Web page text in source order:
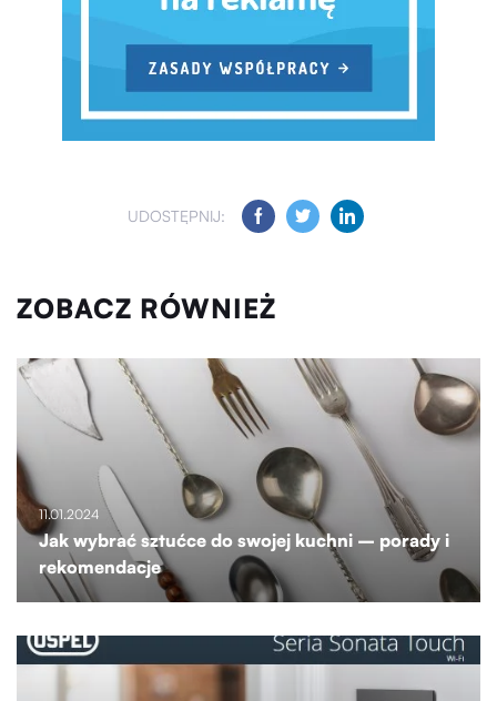
UDOSTĘPNIJ:
ZOBACZ RÓWNIEŻ
11.01.2024
Jak wybrać sztućce do swojej kuchni – porady i
rekomendacje